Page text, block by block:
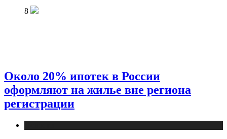
8
Около 20% ипотек в России
оформляют на жилье вне региона
регистрации